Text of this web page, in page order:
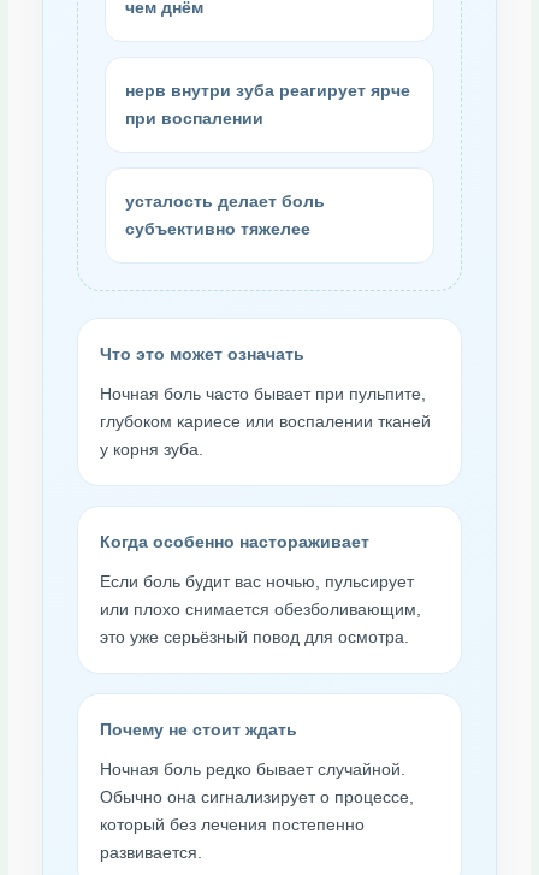
чем днём
нерв внутри зуба реагирует ярче
при воспалении
усталость делает боль
субъективно тяжелее
Что это может означать
Ночная боль часто бывает при пульпите,
глубоком кариесе или воспалении тканей
у корня зуба.
Когда особенно настораживает
Если боль будит вас ночью, пульсирует
или плохо снимается обезболивающим,
это уже серьёзный повод для осмотра.
Почему не стоит ждать
Ночная боль редко бывает случайной.
Обычно она сигнализирует о процессе,
который без лечения постепенно
развивается.